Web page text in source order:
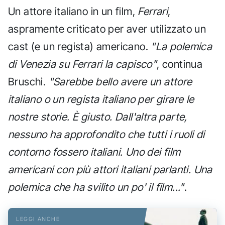
Un attore italiano in un film, Ferrari,
aspramente criticato per aver utilizzato un
cast (e un regista) americano. "La polemica
di Venezia su Ferrari la capisco", continua
Bruschi. "Sarebbe bello avere un attore
italiano o un regista italiano per girare le
nostre storie. È giusto. Dall'altra parte,
nessuno ha approfondito che tutti i ruoli di
contorno fossero italiani. Uno dei film
americani con più attori italiani parlanti. Una
polemica che ha svilito un po' il film...".